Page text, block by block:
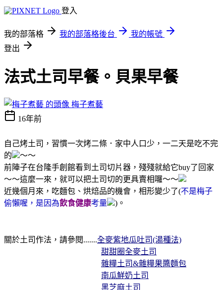
登入
我的部落格 我的部落格後台
我的帳號
登出
法式土司早餐。貝果早餐
梅子煮藝
16年前
自己烤土司，習慣一次烤二條．家中人口少，一二天是吃不完
的
～～
前陣子在台隆手創館看到土司切片器，殘殘就給它buy了回家
～～這麼一來，就可以把土司切的更具賣相囉～～
近幾個月來，吃麵包、烘焙品的機會，相形變少了(不是梅子
偷懶喔，是因為飲食健康考量 )。
關於土司作法，請參閱.......全麥紫地瓜吐司(湯種法)
甜甜圈全麥土司
雜糧土司&雜糧果醬麵包
南瓜鮮奶土司
黑芝麻土司